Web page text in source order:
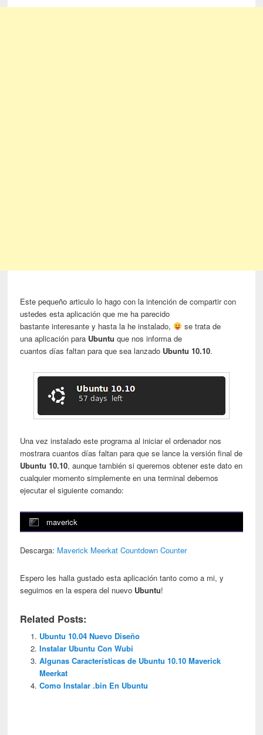
Este pequeño articulo lo hago con la intención de compartir con
ustedes esta aplicación que me ha parecido
bastante interesante y hasta la he instalado,
se trata de
una aplicación para Ubuntu que nos informa de
cuantos días faltan para que sea lanzado Ubuntu 10.10.
Una vez instalado este programa al iniciar el ordenador nos
mostrara cuantos días faltan para que se lance la versión final de
Ubuntu 10.10, aunque también si queremos obtener este dato en
cualquier momento simplemente en una terminal debemos
ejecutar el siguiente comando:
maverick
Descarga: Maverick Meerkat Countdown Counter
Espero les halla gustado esta aplicación tanto como a mi, y
seguimos en la espera del nuevo Ubuntu!
Related Posts:
Ubuntu 10.04 Nuevo Diseño
Instalar Ubuntu Con Wubi
Algunas Características de Ubuntu 10.10 Maverick
Meerkat
Como Instalar .bin En Ubuntu